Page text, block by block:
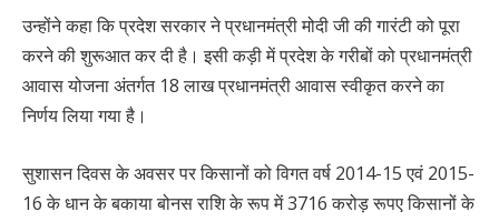
उन्होंने कहा कि प्रदेश सरकार ने प्रधानमंत्री मोदी जी की गारंटी को पूरा
करने की शुरूआत कर दी है। इसी कड़ी में प्रदेश के गरीबों को प्रधानमंत्री
आवास योजना अंतर्गत 18 लाख प्रधानमंत्री आवास स्वीकृत करने का
निर्णय लिया गया है।
सुशासन दिवस के अवसर पर किसानों को विगत वर्ष 2014-15 एवं 2015-
16 के धान के बकाया बोनस राशि के रूप में 3716 करोड़ रूपए किसानों के